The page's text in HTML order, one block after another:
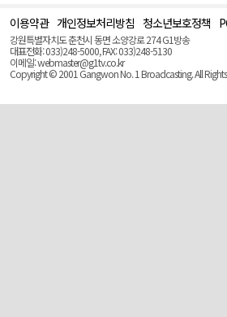
이용약관 개인정보처리방침 청소년보호정책
강원특별자치도 춘천시 동면 소양강로 274 G1방송
대표전화: 033)248-5000, FAX: 033)248-5130
이메일: webmaster@g1tv.co.kr
Copyright © 2001 Gangwon No. 1 Broadcasting. All Rights